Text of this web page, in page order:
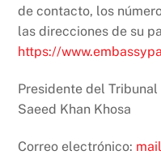
de contacto, los
las direcciones de su
https://
Presidente del
Saeed Khan Khosa
Correo electrónico: